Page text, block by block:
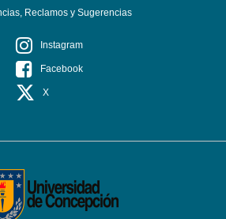
Reclamos y Sugerencias
Instagram
Facebook
X